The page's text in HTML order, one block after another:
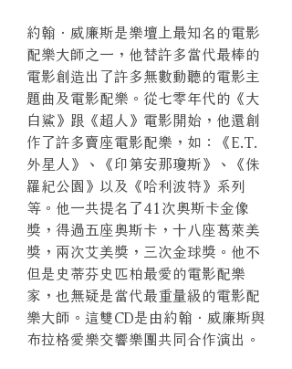
約翰．威廉斯是樂壇上最知名的電影
配樂大師之一，他替許多當代最棒的
電影創造出了許多無數動聽的電影主
題曲及電影配樂。從七零年代的《大
白鯊》跟《超人》電影開始，他還創
作了許多賣座電影配樂，如：《E.T.
外星人》、《印第安那瓊斯》、《侏
羅紀公園》以及《哈利波特》系列
等。他一共提名了41次奧斯卡金像
獎，得過五座奧斯卡，十八座葛萊美
獎，兩次艾美獎，三次金球獎。他不
但是史蒂芬史匹柏最愛的電影配樂
家，也無疑是當代最重量級的電影配
樂大師。這雙CD是由約翰．威廉斯與
布拉格愛樂交響樂團共同合作演出。